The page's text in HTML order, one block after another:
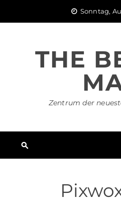
Sonntag,
THE
Zentrum der